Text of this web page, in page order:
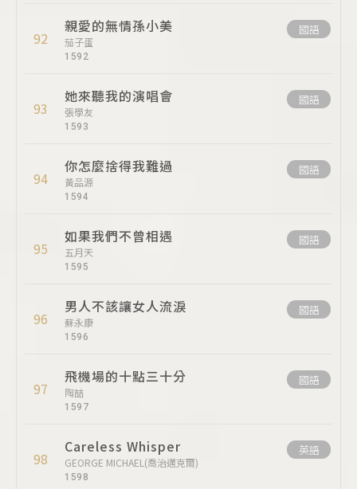
92
親愛的無情孫小美
茄子蛋
1592
國語
93
她來聽我的演唱會
張學友
1593
國語
94
你怎麼捨得我難過
黃品源
1594
國語
95
如果我們不曾相遇
五月天
1595
國語
96
男人不該讓女人流淚
蘇永康
1596
國語
97
飛機場的十點三十分
陶喆
1597
國語
98
Careless Whisper
GEORGE MICHAEL(喬治邁克爾)
1598
英語